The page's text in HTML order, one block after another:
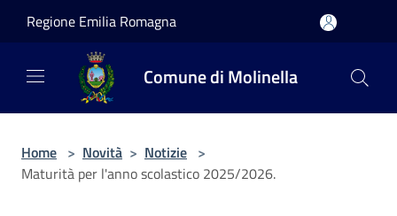
Regione Emilia Romagna
Comune di Molinella
Home > Novità > Notizie >
Maturità per l'anno scolastico 2025/2026.